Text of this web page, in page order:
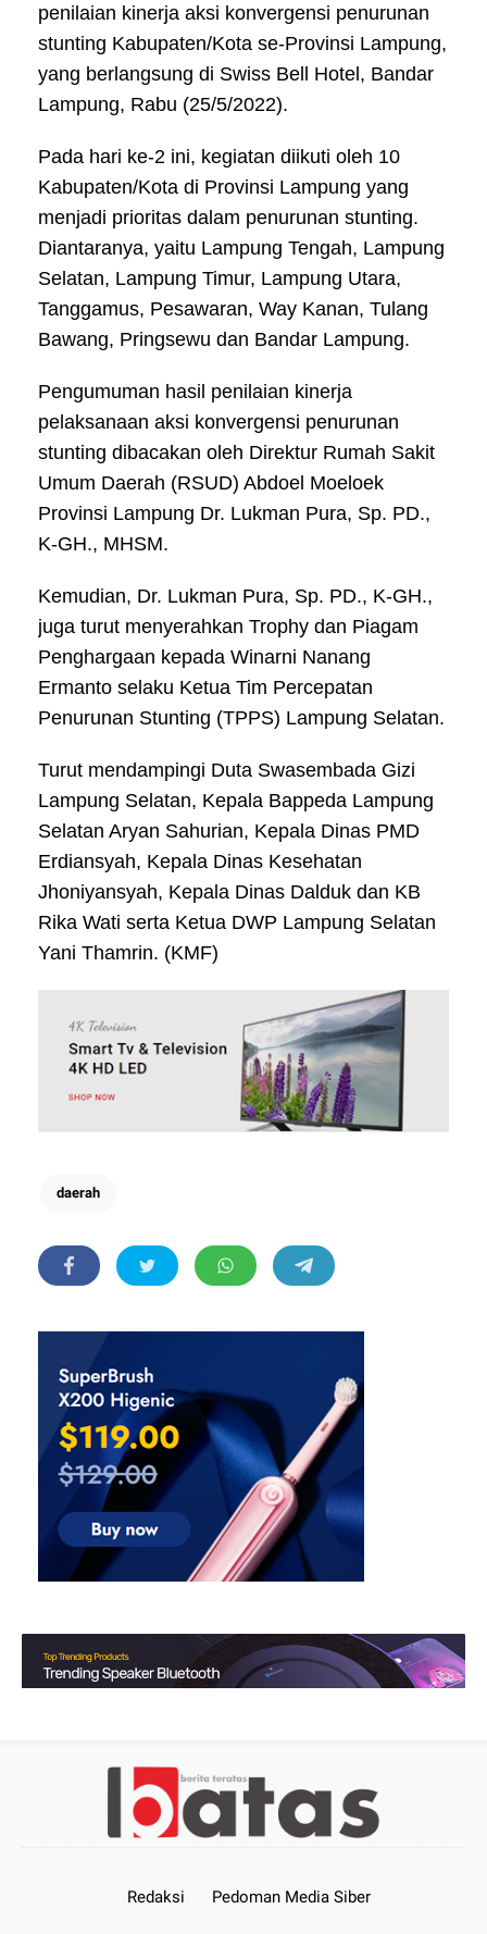
penilaian kinerja aksi konvergensi penurunan
stunting Kabupaten/Kota se-Provinsi Lampung,
yang berlangsung di Swiss Bell Hotel, Bandar
Lampung, Rabu (25/5/2022).
Pada hari ke-2 ini, kegiatan diikuti oleh 10
Kabupaten/Kota di Provinsi Lampung yang
menjadi prioritas dalam penurunan stunting.
Diantaranya, yaitu Lampung Tengah, Lampung
Selatan, Lampung Timur, Lampung Utara,
Tanggamus, Pesawaran, Way Kanan, Tulang
Bawang, Pringsewu dan Bandar Lampung.
Pengumuman hasil penilaian kinerja
pelaksanaan aksi konvergensi penurunan
stunting dibacakan oleh Direktur Rumah Sakit
Umum Daerah (RSUD) Abdoel Moeloek
Provinsi Lampung Dr. Lukman Pura, Sp. PD.,
K-GH., MHSM.
Kemudian, Dr. Lukman Pura, Sp. PD., K-GH.,
juga turut menyerahkan Trophy dan Piagam
Penghargaan kepada Winarni Nanang
Ermanto selaku Ketua Tim Percepatan
Penurunan Stunting (TPPS) Lampung Selatan.
Turut mendampingi Duta Swasembada Gizi
Lampung Selatan, Kepala Bappeda Lampung
Selatan Aryan Sahurian, Kepala Dinas PMD
Erdiansyah, Kepala Dinas Kesehatan
Jhoniyansyah, Kepala Dinas Dalduk dan KB
Rika Wati serta Ketua DWP Lampung Selatan
Yani Thamrin. (KMF)
daerah
Redaksi Pedoman Media Siber